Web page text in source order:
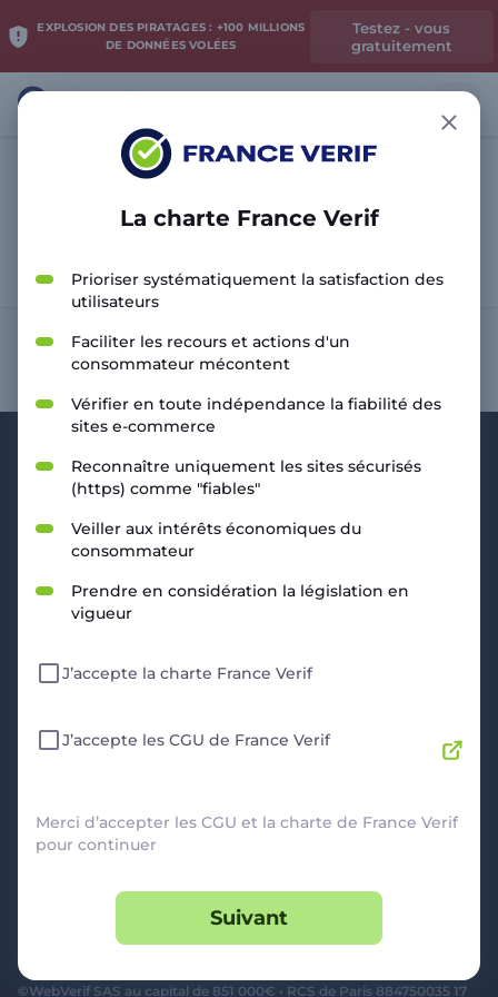
EXPLOSION DES PIRATAGES : +100 MILLIONS
DE DONNÉES VOLÉES
Testez - vous
gratuitement
Analyser le site
RESSOURCES
Politique de Confidentialité
Mentions légales
CGV Marchands
INFORMATIONS
Marchands
A PROPOS
Aide
Contact support utilisateurs
support@franceverif.fr
©WebVerif SAS au capital de 851 000€ • RCS de Paris 884750035 17
La charte France Verif
Prioriser systématiquement la satisfaction des
utilisateurs
Faciliter les recours et actions d'un
consommateur mécontent
Vérifier en toute indépendance la fiabilité des
sites e-commerce
Reconnaître uniquement les sites sécurisés
(https) comme "fiables"
Veiller aux intérêts économiques du
consommateur
Prendre en considération la législation en
vigueur
J’accepte la charte France Verif
J’accepte les CGU de France Verif
Merci d’accepter les CGU et la charte de France Verif
pour continuer
Suivant